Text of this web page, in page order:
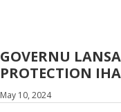
GOVERNU
PROTECTION
May 10, 2024